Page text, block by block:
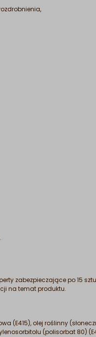
zabezpieczające po 15
na temat produktu.
(E415), olej roślinny
(polisorbat 80)